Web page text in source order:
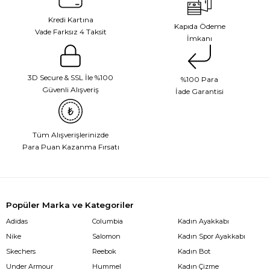
Kredi Kartına
Vade Farksız 4 Taksit
Kapıda Ödeme
İmkanı
3D Secure & SSL İle %100
Güvenli Alışveriş
%100 Para
İade Garantisi
Tüm Alışverişlerinizde
Para Puan Kazanma Fırsatı
Popüler Marka ve Kategoriler
Adidas
Nike
Skechers
Under Armour
Columbia
Salomon
Reebok
Hummel
Kadın Ayakkabı
Kadın Spor Ayakkabı
Kadın Bot
Kadın Çizme